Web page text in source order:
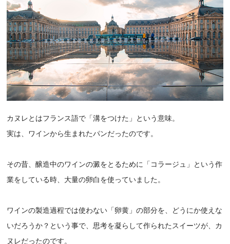
カヌレとはフランス語で「溝をつけた」という意味。
実は、ワインから生まれたパンだったのです。
その昔、醸造中のワインの澱をとるために「コラージュ」という作
業をしている時、大量の卵白を使っていました。
ワインの製造過程では使わない「卵黄」の部分を、どうにか使えな
いだろうか？という事で、思考を凝らして作られたスイーツが、カ
ヌレだったのです。